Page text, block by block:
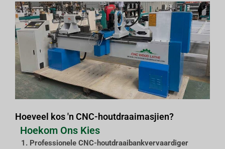
Hoeveel kos 'n CNC-houtdraaimasjien?
Hoekom Ons Kies
1. Professionele CNC-houtdraaibankvervaardiger